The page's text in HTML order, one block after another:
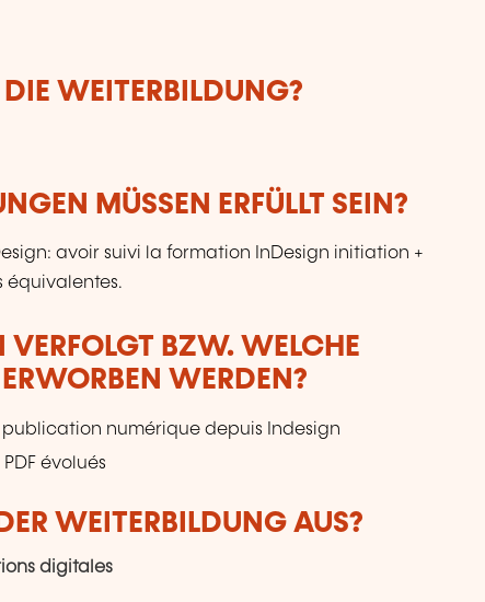
WEITERBILDUNG?
MÜSSEN ERFÜLLT SEIN?
avoir suivi la formation InDesign initiation +
équivalentes.
VERFOLGT BZW. WELCHE
WERDEN?
numérique depuis Indesign
évolués
WEITERBILDUNG AUS?
digitales